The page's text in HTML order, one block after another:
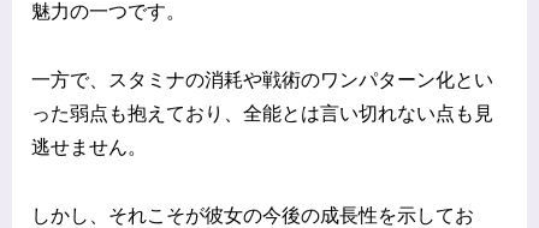
魅力の一つです。
一方で、スタミナの消耗や戦術のワンパターン化とい
った弱点も抱えており、全能とは言い切れない点も見
逃せません。
しかし、それこそが彼女の今後の成長性を示してお